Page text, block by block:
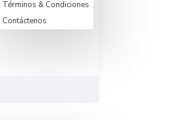
Términos & Condiciones
Contáctenos